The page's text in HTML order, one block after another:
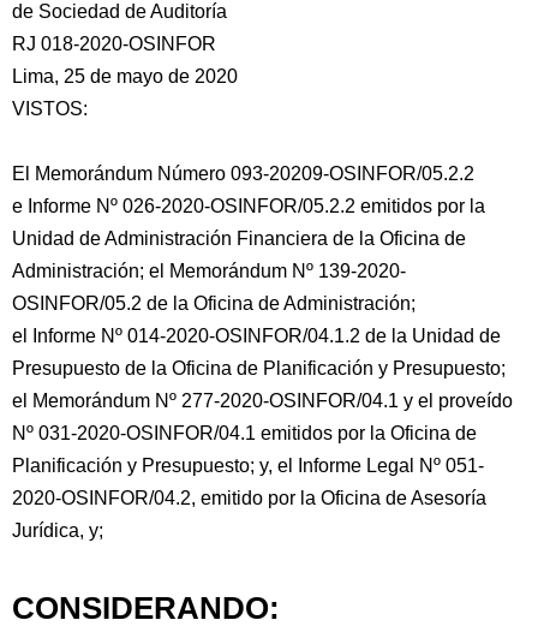
de Sociedad de Auditoría
RJ 018-2020-OSINFOR
Lima, 25 de mayo de 2020
VISTOS:
El Memorándum Número 093-20209-OSINFOR/05.2.2
e Informe Nº 026-2020-OSINFOR/05.2.2 emitidos por la
Unidad de Administración Financiera de la Oficina de
Administración; el Memorándum Nº 139-2020-
OSINFOR/05.2 de la Oficina de Administración;
el Informe Nº 014-2020-OSINFOR/04.1.2 de la Unidad de
Presupuesto de la Oficina de Planificación y Presupuesto;
el Memorándum Nº 277-2020-OSINFOR/04.1 y el proveído
Nº 031-2020-OSINFOR/04.1 emitidos por la Oficina de
Planificación y Presupuesto; y, el Informe Legal Nº 051-
2020-OSINFOR/04.2, emitido por la Oficina de Asesoría
Jurídica, y;
CONSIDERANDO: